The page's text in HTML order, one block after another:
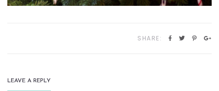
SHARE:
LEAVE A REPLY